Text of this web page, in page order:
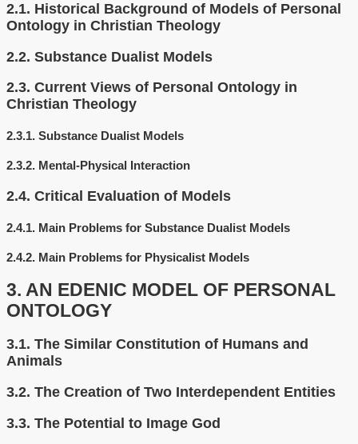
2.1. Historical Background of Models of Personal
Ontology in Christian Theology
2.2. Substance Dualist Models
2.3. Current Views of Personal Ontology in
Christian Theology
2.3.1. Substance Dualist Models
2.3.2. Mental-Physical Interaction
2.4. Critical Evaluation of Models
2.4.1. Main Problems for Substance Dualist Models
2.4.2. Main Problems for Physicalist Models
3. AN EDENIC MODEL OF PERSONAL
ONTOLOGY
3.1. The Similar Constitution of Humans and
Animals
3.2. The Creation of Two Interdependent Entities
3.3. The Potential to Image God